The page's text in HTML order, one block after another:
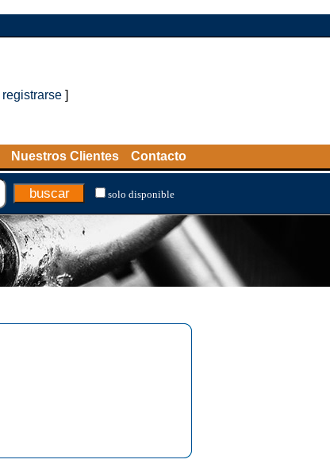
registrarse]
Nuestros Clientes Contacto
solo disponible